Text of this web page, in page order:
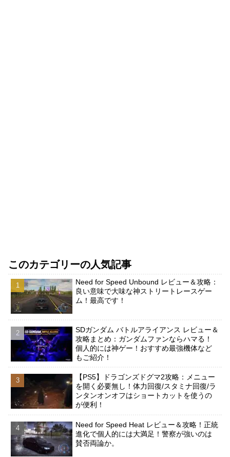
このカテゴリーの人気記事
Need for Speed Unbound レビュー＆攻略：
良い意味で大味な神ストリートレースゲー
ム！最高です！
SDガンダム バトルアライアンス レビュー＆
攻略まとめ：ガンダムファンならハマる！
個人的には神ゲー！おすすめ最強機体など
もご紹介！
【PS5】ドラゴンズドグマ2攻略：メニュー
を開く必要無し！体力回復/スタミナ回復/ラ
ンタンオンオフはショートカットを使うの
が便利！
Need for Speed Heat レビュー＆攻略！正統
進化で個人的には大満足！警察が強いのは
賛否両論か。